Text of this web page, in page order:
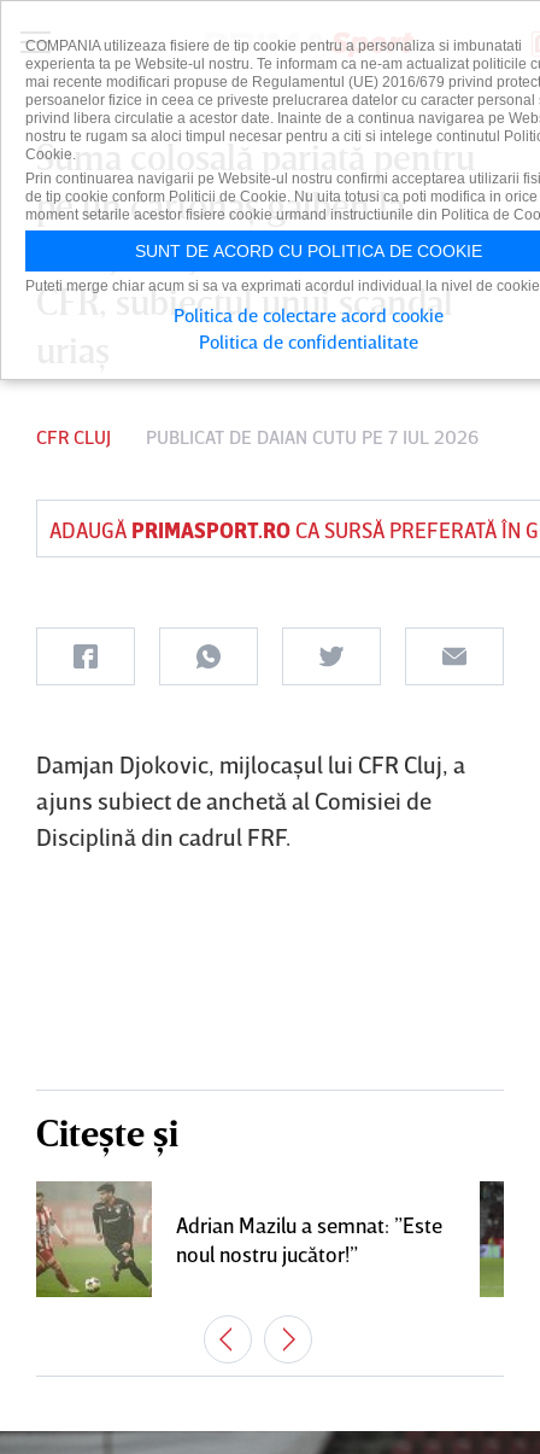
Suma colosală pariată pentru
pe un cartonaş galben la
Damjan Djokovic! Jucătorul lui
CFR, subiectul unui scandal
CFR CLUJ PUBLICAT DE DAIAN CUTU PE 7 IUL 2026
ADAUGĂ PRIMASPORT.ROCA SURSĂ PREFERATĂ ÎN
Damjan Djokovic, mijlocaşul lui CFR Cluj, a
ajuns subiect de anchetă al Comisiei de
Disciplină din cadrul FRF.
Citește și
Adrian Mazilu a semnat: ”Este
noul nostru jucător!”
COMPANIA utilizeaza fisiere de tip cookie pentru a personaliza si imbunatati
experienta ta pe Website-ul nostru. Te informam ca ne-am actualizat politicile
mai recente modificari propuse de Regulamentul (UE) 2016/679 privind
persoanelor fizice in ceea ce priveste prelucrarea datelor cu caracter personal
privind libera circulatie a acestor date. Inainte de a continua navigarea pe
nostru te rugam sa aloci timpul necesar pentru a citi si intelege continutul
Cookie.
Prin continuarea navigarii pe Website-ul nostru confirmi acceptarea utilizarii
de tip cookie conform Politicii de Cookie. Nu uita totusi ca poti modifica in orice
moment setarile acestor fisiere cookie urmand instructiunile din Politica de
SUNT DE ACORD CU POLITICA DE COOKIE
Puteti merge chiar acum si sa va exprimati acordul individual la nivel de
Politica de colectare acord cookie
Politica de confidentialitate